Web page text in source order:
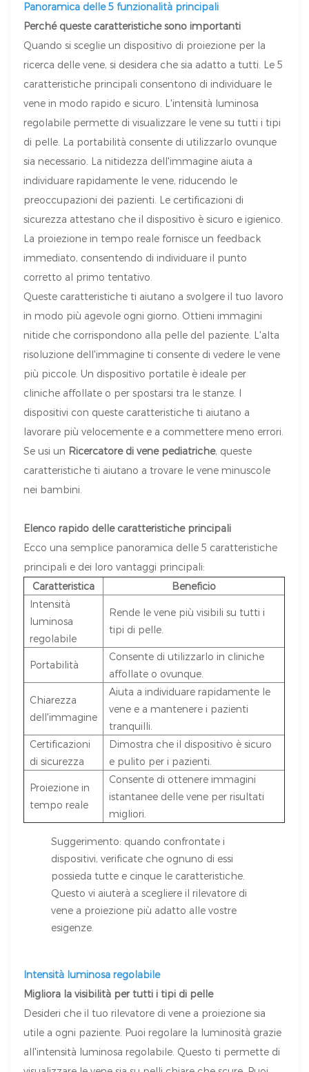
Panoramica delle 5 funzionalità principali
Perché queste caratteristiche sono importanti
Quando si sceglie un dispositivo di proiezione per la
ricerca delle vene, si desidera che sia adatto a tutti. Le 5
caratteristiche principali consentono di individuare le
vene in modo rapido e sicuro. L'intensità luminosa
regolabile permette di visualizzare le vene su tutti i tipi
di pelle. La portabilità consente di utilizzarlo ovunque
sia necessario. La nitidezza dell'immagine aiuta a
individuare rapidamente le vene, riducendo le
preoccupazioni dei pazienti. Le certificazioni di
sicurezza attestano che il dispositivo è sicuro e igienico.
La proiezione in tempo reale fornisce un feedback
immediato, consentendo di individuare il punto
corretto al primo tentativo.
Queste caratteristiche ti aiutano a svolgere il tuo lavoro
in modo più agevole ogni giorno. Ottieni immagini
nitide che corrispondono alla pelle del paziente. L'alta
risoluzione dell'immagine ti consente di vedere le vene
più piccole. Un dispositivo portatile è ideale per
cliniche affollate o per spostarsi tra le stanze. I
dispositivi con queste caratteristiche ti aiutano a
lavorare più velocemente e a commettere meno errori.
Se usi un Ricercatore di vene pediatriche, queste
caratteristiche ti aiutano a trovare le vene minuscole
nei bambini.
Elenco rapido delle caratteristiche principali
Ecco una semplice panoramica delle 5 caratteristiche
principali e dei loro vantaggi principali:
Caratteristica
Beneficio
Intensità
luminosa
regolabile
Rende le vene più visibili su tutti i
tipi di pelle.
Portabilità
Consente di utilizzarlo in cliniche
affollate o ovunque.
Chiarezza
dell'immagine
Aiuta a individuare rapidamente le
vene e a mantenere i pazienti
tranquilli.
Certificazioni
di sicurezza
Dimostra che il dispositivo è sicuro
e pulito per i pazienti.
Proiezione in
tempo reale
Consente di ottenere immagini
istantanee delle vene per risultati
migliori.
Suggerimento: quando confrontate i
dispositivi, verificate che ognuno di essi
possieda tutte e cinque le caratteristiche.
Questo vi aiuterà a scegliere il rilevatore di
vene a proiezione più adatto alle vostre
esigenze.
Intensità luminosa regolabile
Migliora la visibilità per tutti i tipi di pelle
Desideri che il tuo rilevatore di vene a proiezione sia
utile a ogni paziente. Puoi regolare la luminosità grazie
all'intensità luminosa regolabile. Questo ti permette di